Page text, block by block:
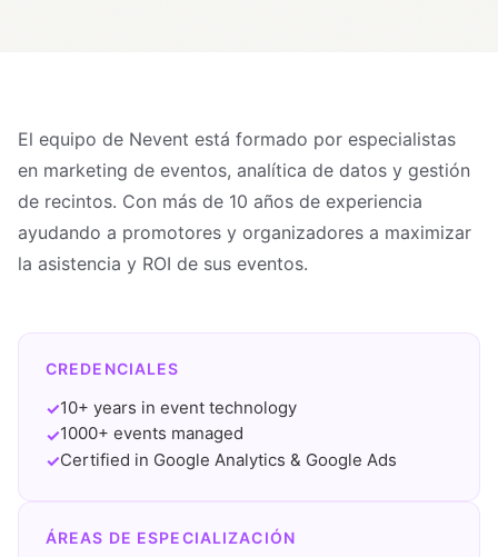
El equipo de Nevent está formado por especialistas
en marketing de eventos, analítica de datos y gestión
de recintos. Con más de 10 años de experiencia
ayudando a promotores y organizadores a maximizar
la asistencia y ROI de sus eventos.
CREDENCIALES
✓10+ years in event technology
✓1000+ events managed
✓Certified in Google Analytics & Google Ads
ÁREAS DE ESPECIALIZACIÓN